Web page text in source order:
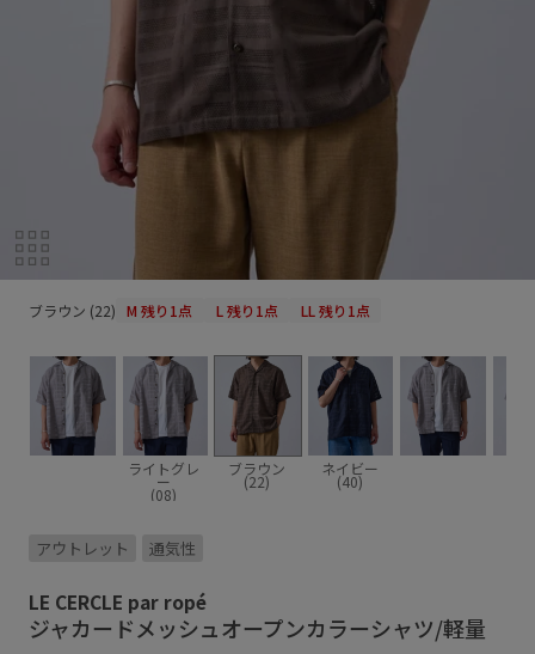
ブラウン (22) M残り1点 L残り1点 LL残り1点
ライトグレ
ー
(08)
ブラウン
(22)
ネイビー
(40)
アウトレット 通気性
LE CERCLE par ropé
ジャカードメッシュオープンカラーシャツ/軽量